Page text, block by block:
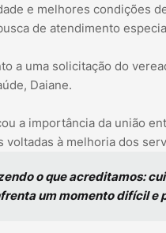
e melhores condições
de atendimento
a uma solicitação do
Daiane.
a importância da união
à melhoria dos
o que acreditamos:
um momento difícil e